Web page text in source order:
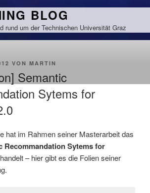
BLOG
rund um der Technischen Universität Graz
VON MARTIN
Semantic
Sytems for
hat im Rahmen seiner Masterarbeit das
Recommandation Sytems for
– hier gibt es die Folien seiner